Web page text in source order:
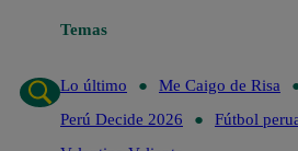
Temas
Lo último
Me Caigo de Risa
Perú Decide 2026
Fútbol